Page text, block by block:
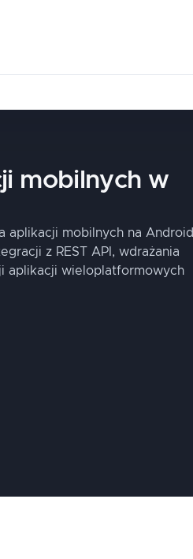
mobilnych w
aplikacji mobilnych na Android
z REST API, wdrażania
aplikacji wieloplatformowych